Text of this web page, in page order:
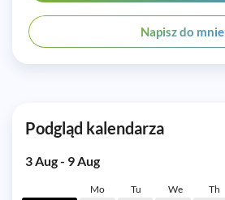
Napisz do mnie
Podgląd kalendarza
3 Aug - 9 Aug
Mo Tu We Th